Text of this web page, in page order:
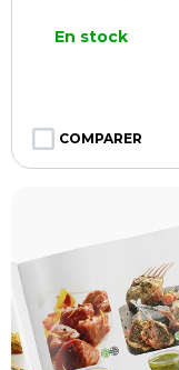
En stock
COMPARER